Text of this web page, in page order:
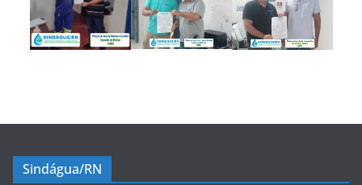
Sindágua/RN